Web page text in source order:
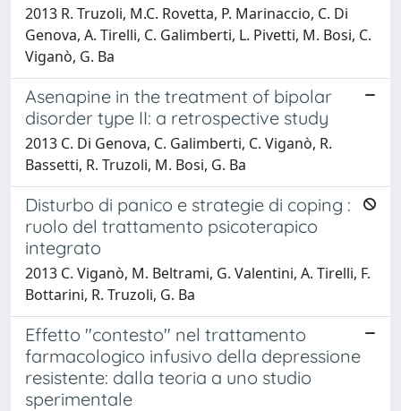
2013 R. Truzoli, M.C. Rovetta, P. Marinaccio, C. Di
Genova, A. Tirelli, C. Galimberti, L. Pivetti, M. Bosi, C.
Viganò, G. Ba
Asenapine in the treatment of bipolar
disorder type II: a retrospective study
2013 C. Di Genova, C. Galimberti, C. Viganò, R.
Bassetti, R. Truzoli, M. Bosi, G. Ba
Disturbo di panico e strategie di coping :
ruolo del trattamento psicoterapico
integrato
2013 C. Viganò, M. Beltrami, G. Valentini, A. Tirelli, F.
Bottarini, R. Truzoli, G. Ba
Effetto "contesto" nel trattamento
farmacologico infusivo della depressione
resistente: dalla teoria a uno studio
sperimentale